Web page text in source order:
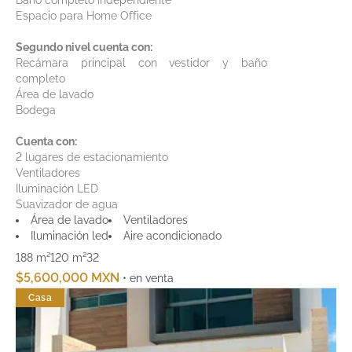
Espacio para Home Office
Segundo nivel cuenta con:
Recámara principal con vestidor y baño
completo
Área de lavado
Bodega
Cuenta con:
2 lugares de estacionamiento
Ventiladores
Iluminación LED
Suavizador de agua
Área de lavado
Ventiladores
Iluminación led
Aire acondicionado
188 m²120 m²32
$5,600,000 MXN • en venta
Casa